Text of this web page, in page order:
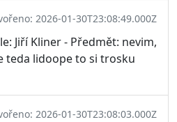
2026-01-30T23:08:49.000Z
Jiří Kliner - Předmět: nevim,
teda lidoope to si trosku
2026-01-30T23:08:03.000Z